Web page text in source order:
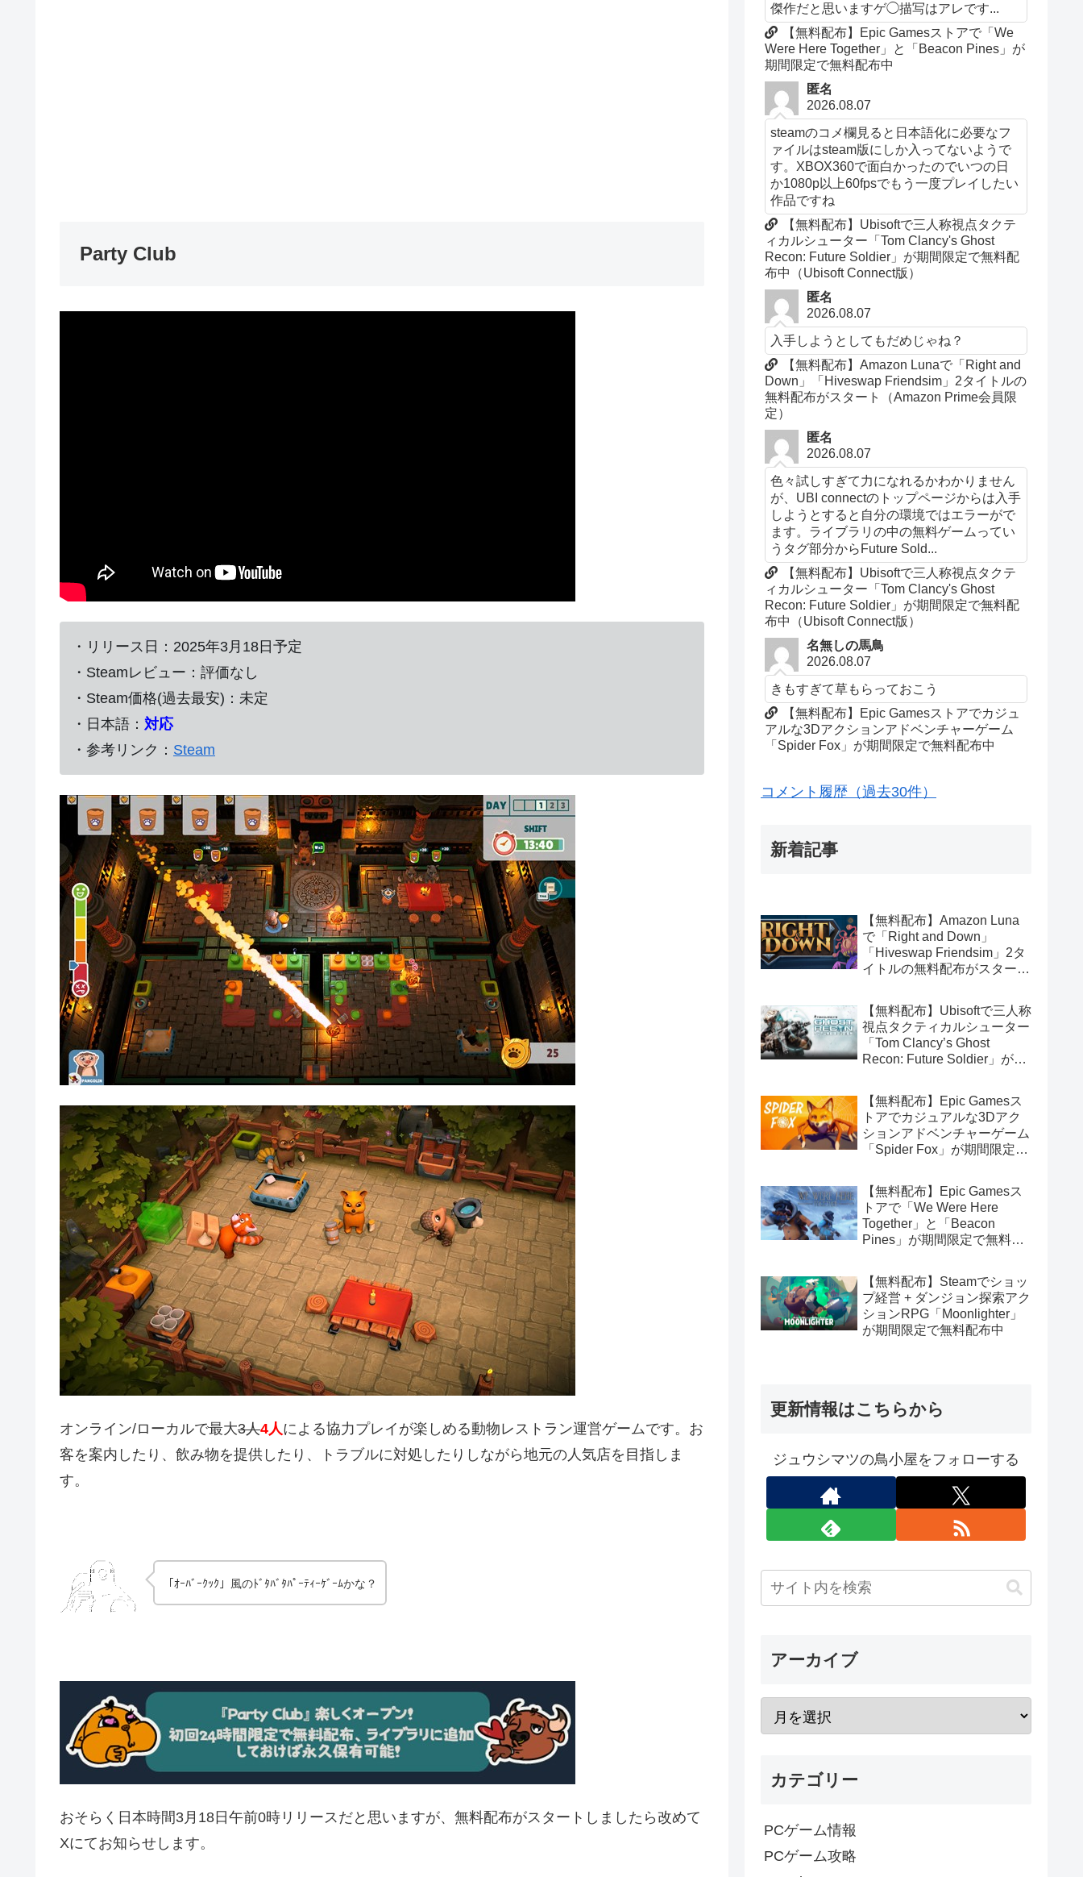
Party Club
・リリース日：2025年3月18日予定
・Steamレビュー：評価なし
・Steam価格(過去最安)：未定
・日本語： 対応
・参考リンク： Steam
オンライン/ローカルで最大3人4人による協力プレイが楽しめる動物レストラン運営ゲームです。お
客を案内したり、飲み物を提供したり、トラブルに対処したりしながら地元の人気店を目指しま
す。
「ｵｰﾊﾞｰｸｯｸ」風のﾄﾞﾀﾊﾞﾀﾊﾟｰﾃｨｰｹﾞｰﾑかな？
おそらく日本時間3月18日午前0時リリースだと思いますが、無料配布がスタートしましたら改めて
Xにてお知らせします。
傑作だと思いますゲ◯描写はアレです...
【無料配布】Epic Gamesストアで「We
Were Here Together」と「Beacon Pines」が
期間限定で無料配布中
匿名
2026.08.07
steamのコメ欄見ると日本語化に必要なフ
ァイルはsteam版にしか入ってないようで
す。XBOX360で面白かったのでいつの日
か1080p以上60fpsでもう一度プレイしたい
作品ですね
【無料配布】Ubisoftで三人称視点タクテ
ィカルシューター「Tom Clancy's Ghost
Recon: Future Soldier」が期間限定で無料配
布中（Ubisoft Connect版）
匿名
2026.08.07
入手しようとしてもだめじゃね？
【無料配布】Amazon Lunaで「Right and
Down」「Hiveswap Friendsim」2タイトルの
無料配布がスタート（Amazon Prime会員限
定）
匿名
2026.08.07
色々試しすぎて力になれるかわかりません
が、UBI connectのトップページからは入手
しようとすると自分の環境ではエラーがで
ます。ライブラリの中の無料ゲームってい
うタグ部分からFuture Sold...
【無料配布】Ubisoftで三人称視点タクテ
ィカルシューター「Tom Clancy's Ghost
Recon: Future Soldier」が期間限定で無料配
布中（Ubisoft Connect版）
名無しの馬鳥
2026.08.07
きもすぎて草もらっておこう
【無料配布】Epic Gamesストアでカジュ
アルな3Dアクションアドベンチャーゲーム
「Spider Fox」が期間限定で無料配布中
コメント履歴（過去30件）
新着記事
【無料配布】Amazon Luna
で「Right and Down」
「Hiveswap Friendsim」2タ
イトルの無料配布がスタート
【無料配布】Ubisoftで三人称
視点タクティカルシューター
「Tom Clancy’s Ghost
Recon: Future Soldier」が期
Connect版）
【無料配布】Epic Gamesス
トアでカジュアルな3Dアク
ションアドベンチャーゲーム
「Spider Fox」が期間限定で
【無料配布】Epic Gamesス
トアで「We Were Here
Together」と「Beacon
Pines」が期間限定で無料配
【無料配布】Steamでショッ
プ経営 + ダンジョン探索アク
ションRPG「Moonlighter」
が期間限定で無料配布中
更新情報はこちらから
ジュウシマツの鳥小屋をフォローする
アーカイブ
カテゴリー
PCゲーム情報
PCゲーム攻略